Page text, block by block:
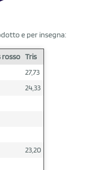
e per insegna:
rosso Tris
27,73
24,33
23,20